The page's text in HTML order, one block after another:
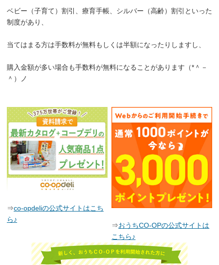
ベビー（子育て）割引、療育手帳、シルバー（高齢）割引といった
制度があり、
当てはまる方は手数料が無料もしくは半額になったりしますし、
購入金額が多い場合も手数料が無料になることがあります（*＾－
＾）ノ
⇒co-opdeliの公式サイトはこち
ら♪
⇒おうちCO-OPの公式サイトは
こちら♪